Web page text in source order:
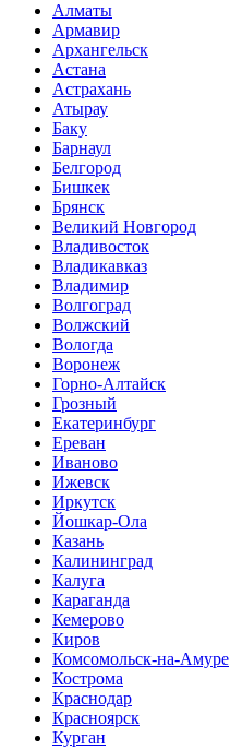
Алматы
Армавир
Архангельск
Астана
Астрахань
Атырау
Баку
Барнаул
Белгород
Бишкек
Брянск
Великий Новгород
Владивосток
Владикавказ
Владимир
Волгоград
Волжский
Вологда
Воронеж
Горно-Алтайск
Грозный
Екатеринбург
Ереван
Иваново
Ижевск
Иркутск
Йошкар-Ола
Казань
Калининград
Калуга
Караганда
Кемерово
Киров
Комсомольск-на-Амуре
Кострома
Краснодар
Красноярск
Курган